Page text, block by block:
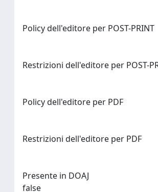
Policy dell'editore per POST-PRINT
Restrizioni dell'editore per POST-
Policy dell'editore per PDF
Restrizioni dell'editore per PDF
Presente in DOAJ